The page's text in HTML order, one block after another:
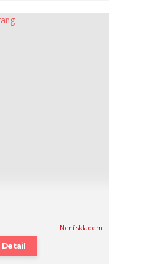
Není skladem
Detail